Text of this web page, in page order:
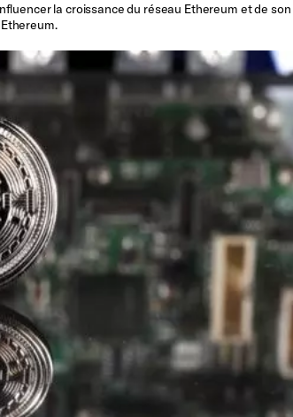
la croissance du réseau Ethereum et de son